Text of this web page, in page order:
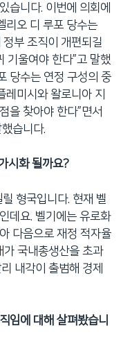
습니다. 이번에 의회에
리오 디 루포 당수는
부 조직이 개편되길
기울여야 한다”고 말했
당수는 연정 구성의 중
레미시와 왈로니아 지
을 찾아야 한다”면서
습니다.
시화 될까요?
형국입니다. 현재 벨
데요. 벨기에는 유로화
다음으로 재정 적자율
가 국내총생산을 초과
내각이 출범해 경제
임에 대해 살펴봤습니